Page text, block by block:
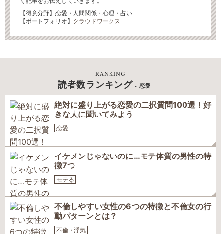
【得意分野】恋愛・人間関係・心理・占い
【ポートフォリオ】 クラウドワークス
RANKING
読者数ランキング - 恋愛
絶対に盛り上がる恋愛の二択質問100選！好
きな人に聞いてみよう
恋愛
イケメンじゃないのに…モテ体質の男性の特
徴7つ
モテる
不倫しやすい女性の6つの特徴と不倫女の行
動パターンとは？
不倫・浮気